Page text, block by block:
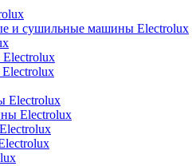
и сушильные машины Electrolux
Electrolux
Electrolux